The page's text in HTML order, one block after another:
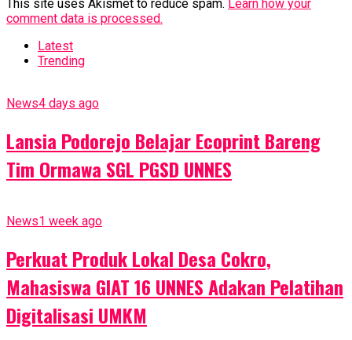
This site uses Akismet to reduce spam. Learn how your
comment data is processed.
Latest
Trending
News4 days ago
Lansia Podorejo Belajar Ecoprint Bareng
Tim Ormawa SGL PGSD UNNES
News1 week ago
Perkuat Produk Lokal Desa Cokro,
Mahasiswa GIAT 16 UNNES Adakan Pelatihan
Digitalisasi UMKM